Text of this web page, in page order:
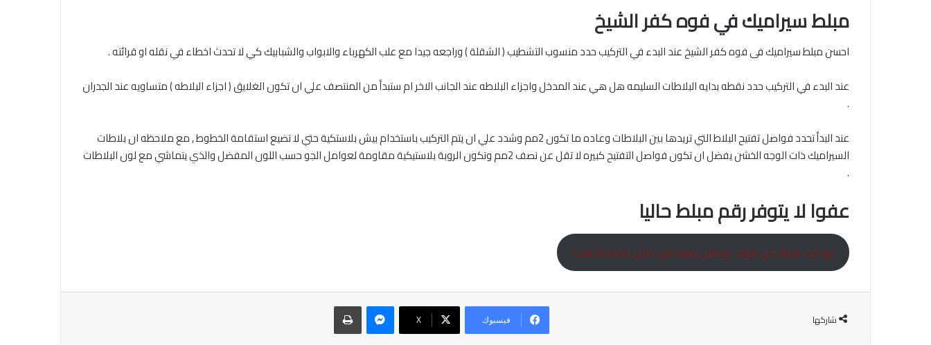
مبلط سيراميك في فوه كفر الشيخ
احسن مبلط سيراميك فى فوه كفر الشيخ عند البدء في التركيب حدد منسوب التشطيب ( الشقلة ) وراجعه جيدا مع علب الكهرباء والابواب والشبابيك كي لا تحدث اخطاء في نقله او قرائته .
عند البدء في التركيب حدد نقطه بدايه البلاطات السليمه هل هي عند المدخل واجزاء البلاطه عند الجانب الاخر ام ستبدأ من المنتصف علي ان تكون الغلايق ( اجزاء البلاطه ) متساويه عند الجدران
.
عند البدأ تحدد فواصل تفتيح البلاط التي تريدها بين البلاطات وعاده ما تكون 2مم وشدد علي ان يتم التركيب باستخدام بيش بلاستكية حتي لا تضيع استقامة الخطوط , مع ملاحظه ان بلاطات
السيراميك ذات الوجه الخشن يفضل ان تكون فواصل التفتيح كبيره لا تقل عن نصف 2مم وتكون الروبة بلاستيكية مقاومة لعوامل الجو حسب اللون المفضل والذي يتماشي مع لون البلاطات
.
عفوا لا يتوفر رقم مبلط حاليا
لو انت مبلط من فوه تواصل معنا من خلال صفحتنا هنـا
شاركها فيسبوك ‫X
ماسنجر طباعة